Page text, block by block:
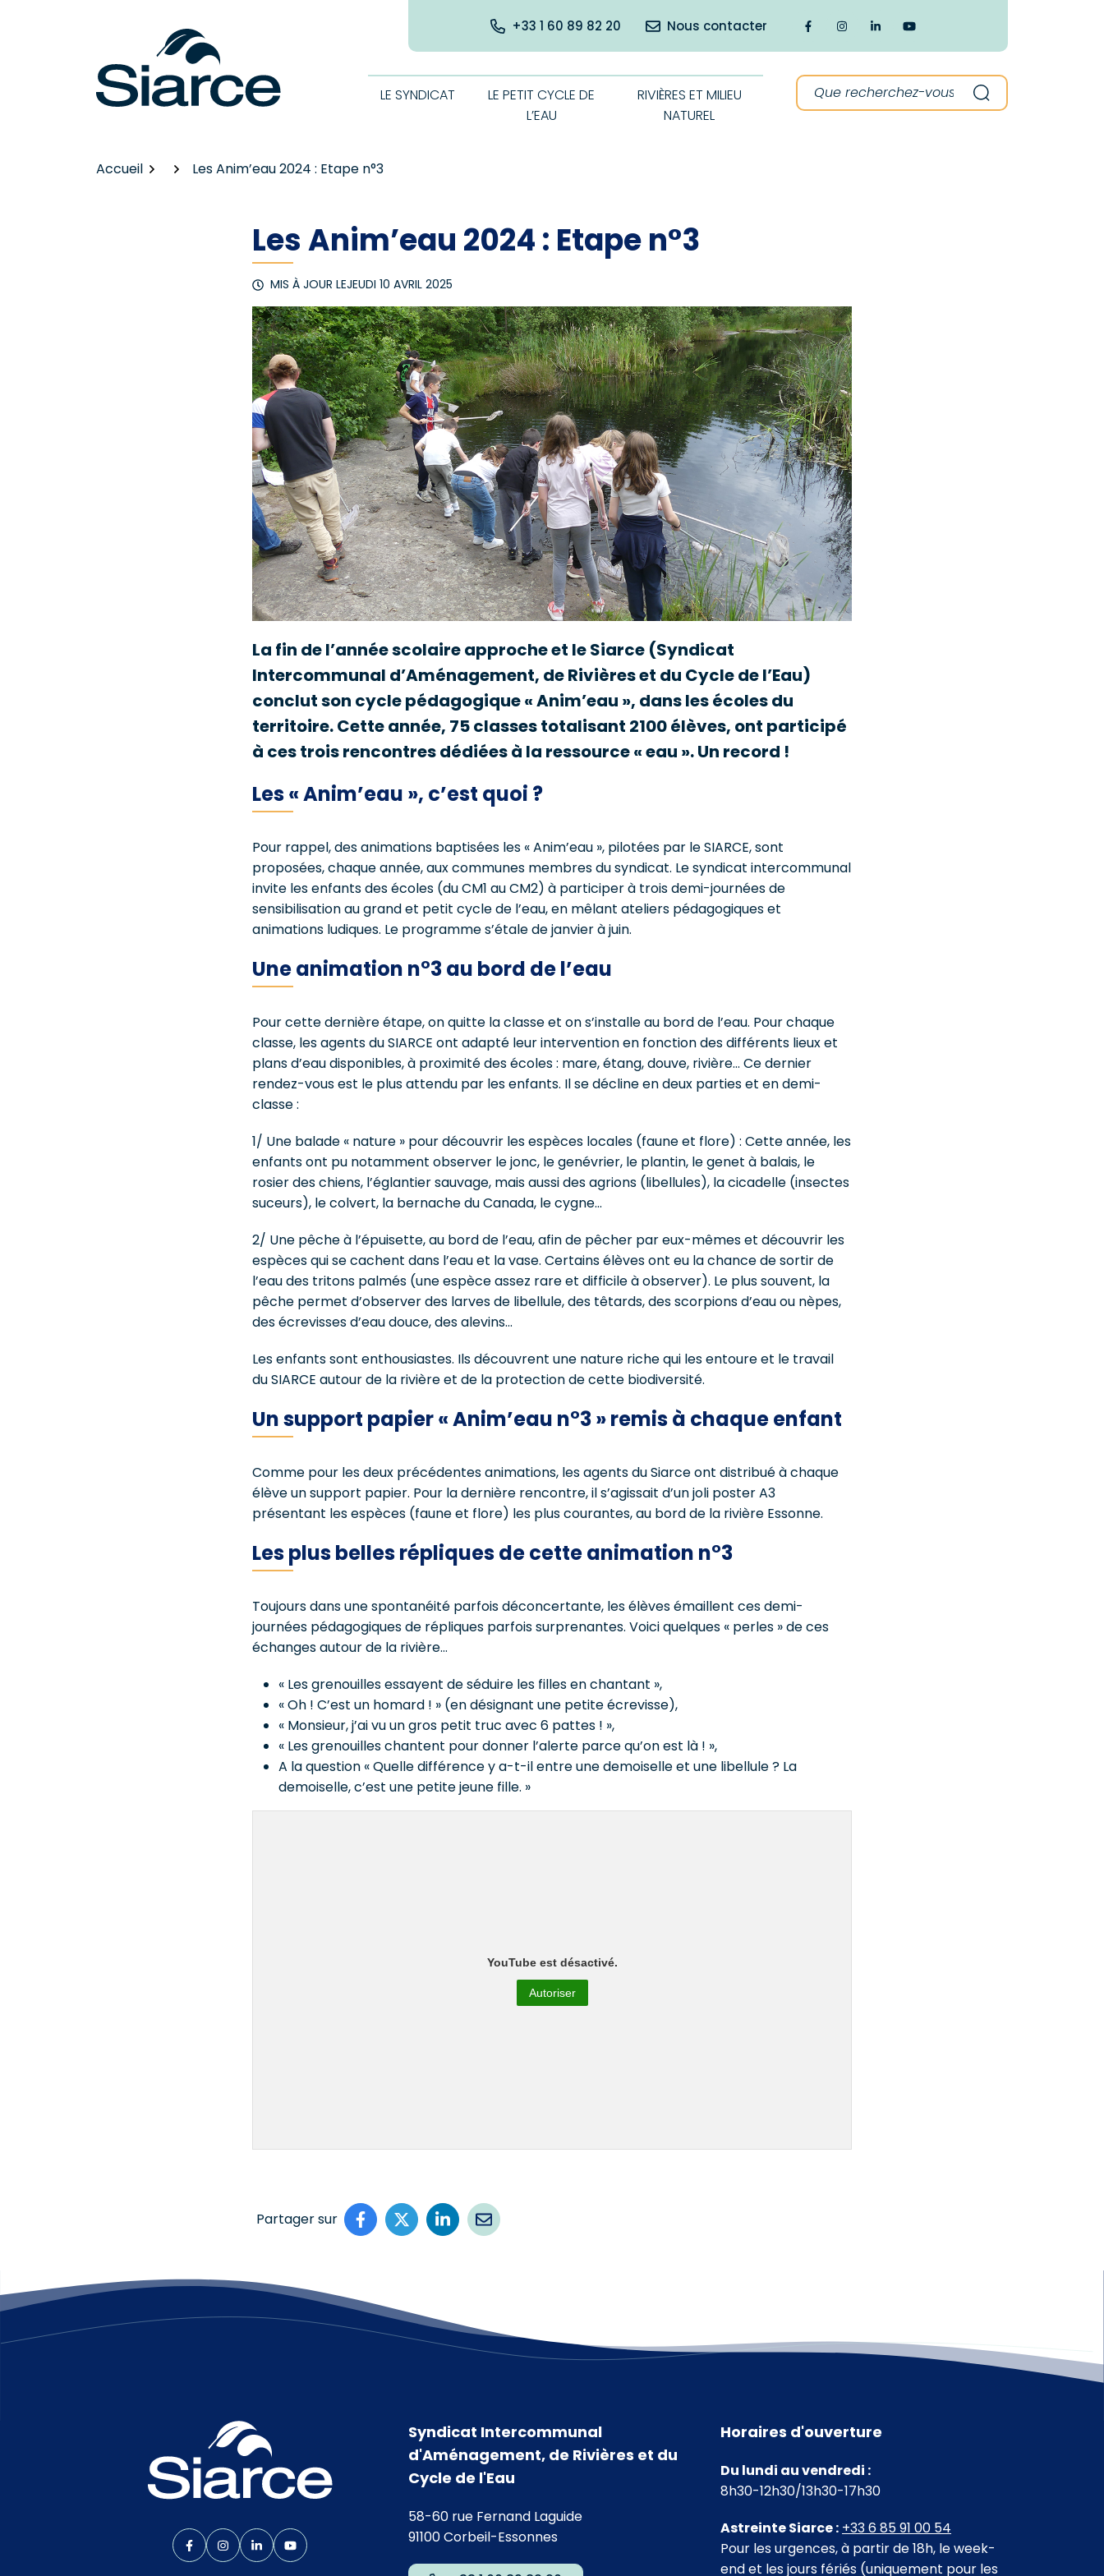
+33 1 60 89 82 20 Nous contacter Lien vers le compte Facebook
Lien vers le compte Instagram
Lien vers le compte Linkedin
Lien vers la chaîne Youtube
LE SYNDICAT
LE PETIT CYCLE DE
L’EAU
RIVIÈRES ET MILIEU
NATUREL
Recherche :
Recherche
Accueil Les Anim’eau 2024 : Etape n°3
Les Anim’eau 2024 : Etape n°3
MIS À JOUR LEJEUDI 10 AVRIL 2025
La fin de l’année scolaire approche et le Siarce (Syndicat
Intercommunal d’Aménagement, de Rivières et du Cycle de l’Eau)
conclut son cycle pédagogique « Anim’eau », dans les écoles du
territoire. Cette année, 75 classes totalisant 2100 élèves, ont participé
à ces trois rencontres dédiées à la ressource « eau ». Un record !
Les « Anim’eau », c’est quoi ?
Pour rappel, des animations baptisées les « Anim’eau », pilotées par le SIARCE, sont
proposées, chaque année, aux communes membres du syndicat. Le syndicat intercommunal
invite les enfants des écoles (du CM1 au CM2) à participer à trois demi-journées de
sensibilisation au grand et petit cycle de l’eau, en mêlant ateliers pédagogiques et
animations ludiques. Le programme s’étale de janvier à juin.
Une animation n°3 au bord de l’eau
Pour cette dernière étape, on quitte la classe et on s’installe au bord de l’eau. Pour chaque
classe, les agents du SIARCE ont adapté leur intervention en fonction des différents lieux et
plans d’eau disponibles, à proximité des écoles : mare, étang, douve, rivière… Ce dernier
rendez-vous est le plus attendu par les enfants. Il se décline en deux parties et en demi-
classe :
1/ Une balade « nature » pour découvrir les espèces locales (faune et flore) : Cette année, les
enfants ont pu notamment observer le jonc, le genévrier, le plantin, le genet à balais, le
rosier des chiens, l’églantier sauvage, mais aussi des agrions (libellules), la cicadelle (insectes
suceurs), le colvert, la bernache du Canada, le cygne…
2/ Une pêche à l’épuisette, au bord de l’eau, afin de pêcher par eux-mêmes et découvrir les
espèces qui se cachent dans l’eau et la vase. Certains élèves ont eu la chance de sortir de
l’eau des tritons palmés (une espèce assez rare et difficile à observer). Le plus souvent, la
pêche permet d’observer des larves de libellule, des têtards, des scorpions d’eau ou nèpes,
des écrevisses d’eau douce, des alevins…
Les enfants sont enthousiastes. Ils découvrent une nature riche qui les entoure et le travail
du SIARCE autour de la rivière et de la protection de cette biodiversité.
Un support papier « Anim’eau n°3 » remis à chaque enfant
Comme pour les deux précédentes animations, les agents du Siarce ont distribué à chaque
élève un support papier. Pour la dernière rencontre, il s’agissait d’un joli poster A3
présentant les espèces (faune et flore) les plus courantes, au bord de la rivière Essonne.
Les plus belles répliques de cette animation n°3
Toujours dans une spontanéité parfois déconcertante, les élèves émaillent ces demi-
journées pédagogiques de répliques parfois surprenantes. Voici quelques « perles » de ces
échanges autour de la rivière…
« Les grenouilles essayent de séduire les filles en chantant »,
« Oh ! C’est un homard ! » (en désignant une petite écrevisse),
« Monsieur, j’ai vu un gros petit truc avec 6 pattes ! »,
« Les grenouilles chantent pour donner l’alerte parce qu’on est là ! »,
A la question « Quelle différence y a-t-il entre une demoiselle et une libellule ? La
demoiselle, c’est une petite jeune fille. »
YouTube est désactivé.
Autoriser
Partager sur
Lien vers le compte Facebook
Lien vers le compte Instagram
Lien vers le compte Linkedin
Lien vers la chaîne Youtube
Syndicat Intercommunal
d'Aménagement, de Rivières et du
Cycle de l'Eau
58-60 rue Fernand Laguide
91100 Corbeil-Essonnes
Horaires d'ouverture
Du lundi au vendredi :
8h30-12h30/13h30-17h30
Astreinte Siarce : +33 6 85 91 00 54
Pour les urgences, à partir de 18h, le week-
end et les jours fériés (uniquement pour les